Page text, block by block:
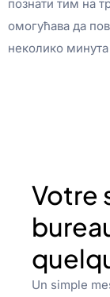
познати тим на
омогућава да
неколико
Votre
Un simple